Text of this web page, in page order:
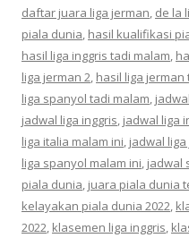
daftar juara liga jerman, de la
piala dunia, hasil kualifikasi
hasil liga inggris tadi malam,
liga jerman 2, hasil liga jerman
liga spanyol tadi malam,
jadwal liga inggris, jadwal liga
liga italia malam ini, jadwal
liga spanyol malam ini, jadwal
piala dunia, juara piala dunia
kelayakan piala dunia 2022,
2022, klasemen liga inggris,